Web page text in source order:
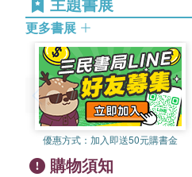
更多書展
優惠方式： 加入即送50元購書金
購物須知